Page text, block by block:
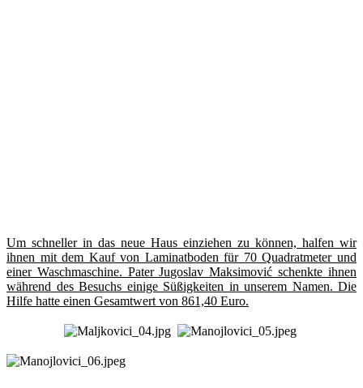
Um schneller in das neue Haus einziehen zu können, halfen wir
ihnen mit dem Kauf von Laminatboden für 70 Quadratmeter und
einer Waschmaschine. Pater Jugoslav Maksimović schenkte ihnen
während des Besuchs einige Süßigkeiten in unserem Namen. Die
Hilfe hatte einen Gesamtwert von 861,40 Euro.